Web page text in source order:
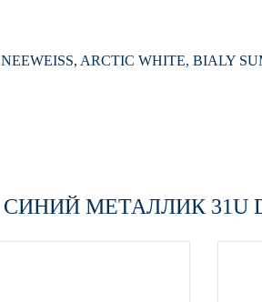
ARCTIC WHITE, BIALY
МЕТАЛЛИК 31U